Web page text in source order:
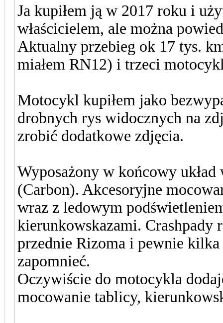
Ja kupiłem ją w 2017 roku i
właścicielem, ale można
Aktualny przebieg ok 17 tys.
miałem RN12) i trzeci
Motocykl kupiłem jako
drobnych rys widocznych na
zrobić dodatkowe zdjęcia.
Wyposażony w końcowy
(Carbon). Akcesoryjne
wraz z ledowym
kierunkowskazami.
przednie Rizoma i pewnie
zapomnieć.
Oczywiście do motocykla
mocowanie tablicy,